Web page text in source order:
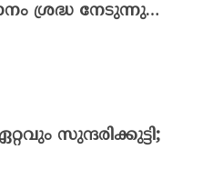
ശ്രദ്ധ നേടുന്നു…
സുന്ദരിക്കുട്ടി;